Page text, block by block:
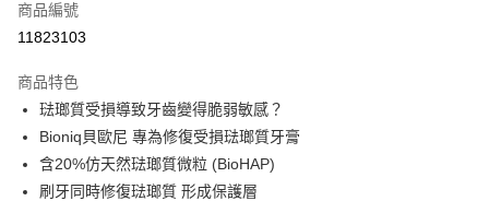
超商取貨付款
Apple Pay
街口支付
悠遊付
商品編號
11823103
商品特色
琺瑯質受損導致牙齒變得脆弱敏感？
Bioniq貝歐尼 專為修復受損琺瑯質牙膏
含20%仿天然琺瑯質微粒 (BioHAP)​
刷牙同時修復琺瑯質 形成保護層